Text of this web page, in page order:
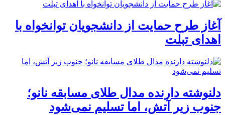
آغاز طرح حمایت از دانشجویان توانخواه با
اهدای تبلت
دلنوشته دارنده مدال طلای مسابقه نانو؛
جنوب زیر آتش، اما تسلیم نمی‌شود